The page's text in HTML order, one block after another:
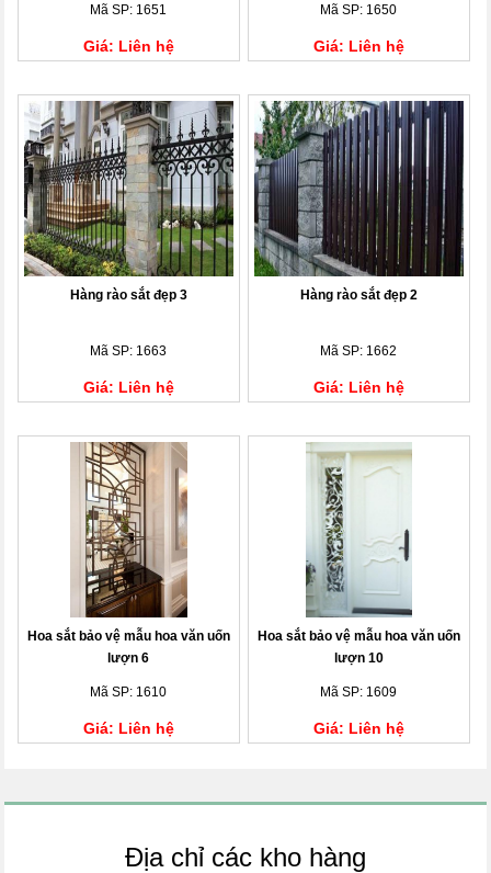
Mã SP: 1651
Giá: Liên hệ
Mã SP: 1650
Giá: Liên hệ
Hàng rào sắt đẹp 3
Mã SP: 1663
Giá: Liên hệ
Hàng rào sắt đẹp 2
Mã SP: 1662
Giá: Liên hệ
Hoa sắt bảo vệ mẫu hoa văn uốn
lượn 6
Mã SP: 1610
Giá: Liên hệ
Hoa sắt bảo vệ mẫu hoa văn uốn
lượn 10
Mã SP: 1609
Giá: Liên hệ
Địa chỉ các kho hàng